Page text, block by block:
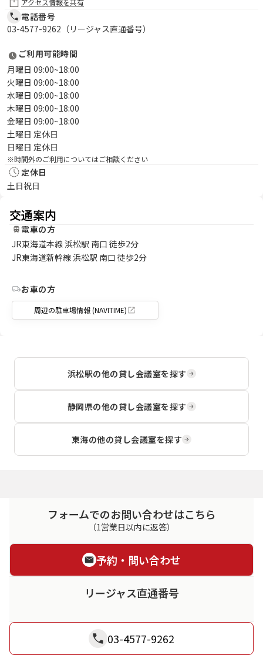
電話番号
03-4577-9262（リージャス直通番号）
ご利用可能時間
月曜日 09:00~18:00
火曜日 09:00~18:00
水曜日 09:00~18:00
木曜日 09:00~18:00
金曜日 09:00~18:00
土曜日 定休日
日曜日 定休日
※時間外のご利用についてはご相談ください
定休日
土日祝日
交通案内
電車の方
JR東海道本線 浜松駅 南口 徒歩2分
JR東海道新幹線 浜松駅 南口 徒歩2分
お車の方
周辺の駐車場情報 (NAVITIME)
浜松駅の他の貸し会議室を探す
静岡県の他の貸し会議室を探す
東海の他の貸し会議室を探す
フォームでのお問い合わせはこちら
（1営業日以内に返答）
予約・問い合わせ
リージャス直通番号
03-4577-9262